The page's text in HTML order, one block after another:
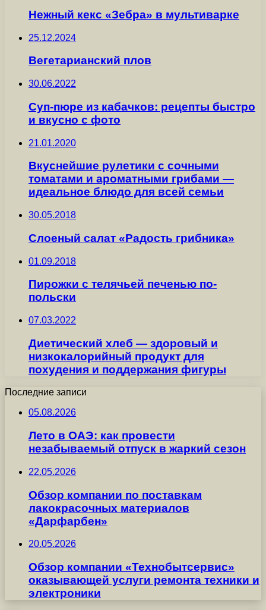
Нежный кекс «Зебра» в мультиварке
25.12.2024
Вегетарианский плов
30.06.2022
Суп-пюре из кабачков: рецепты быстро
и вкусно с фото
21.01.2020
Вкуснейшие рулетики с сочными
томатами и ароматными грибами —
идеальное блюдо для всей семьи
30.05.2018
Слоеный салат «Радость грибника»
01.09.2018
Пирожки с телячьей печенью по-
польски
07.03.2022
Диетический хлеб — здоровый и
низкокалорийный продукт для
похудения и поддержания фигуры
Последние записи
05.08.2026
Лето в ОАЭ: как провести
незабываемый отпуск в жаркий сезон
22.05.2026
Обзор компании по поставкам
лакокрасочных материалов
«Дарфарбен»
20.05.2026
Обзор компании «Технобытсервис»
оказывающей услуги ремонта техники и
электроники